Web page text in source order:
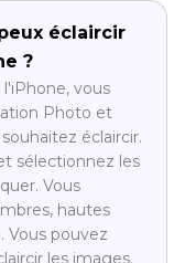
éclaircir
?
vous
Photo et
éclaircir.
sélectionnez les
Vous
hautes
Vous pouvez
les images.